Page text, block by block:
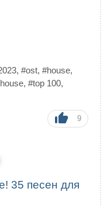
, #ost, #house,
, #top 100,
9
35 песен для